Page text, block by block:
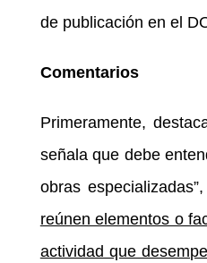
de publicación en el
Comentarios
Primeramente,
señala que debe
obras
reúnen elementos o
actividad que